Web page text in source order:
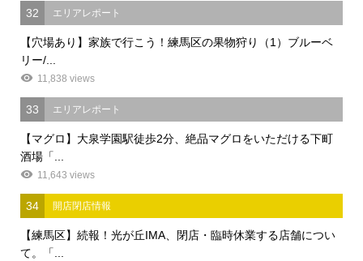
32 エリアレポート
【穴場あり】家族で行こう！練馬区の果物狩り（1）ブルーベ
リー/...
11,838 views
33 エリアレポート
【マグロ】大泉学園駅徒歩2分、絶品マグロをいただける下町
酒場「...
11,643 views
34 開店閉店情報
【練馬区】続報！光が丘IMA、閉店・臨時休業する店舗につい
て。「...